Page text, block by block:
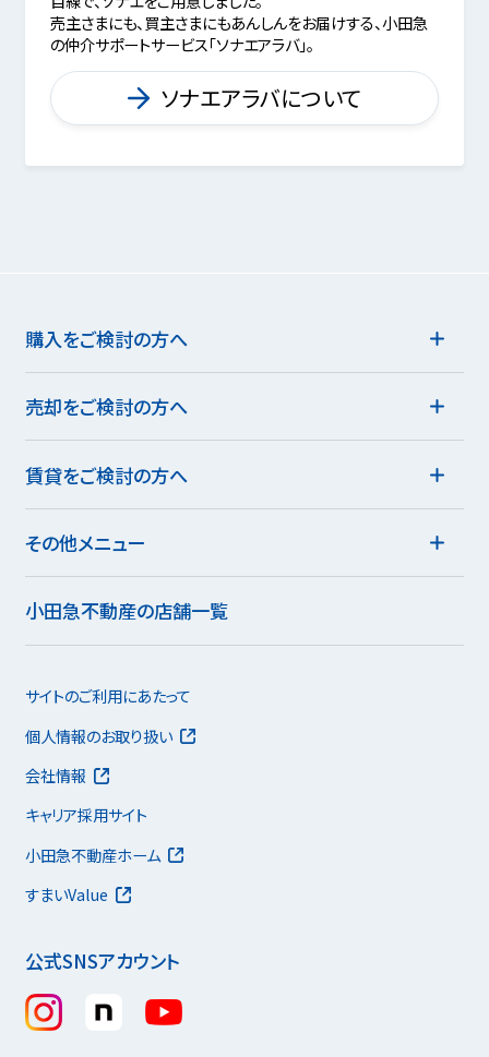
売主さまにも、買主さまにもあんしんをお届けする、小田急
の仲介サポートサービス「ソナエアラバ」。
ソナエアラバについて
購入をご検討の方へ
売却をご検討の方へ
賃貸をご検討の方へ
その他メニュー
小田急不動産の店舗一覧
公式SNSアカウント
サイトのご利用にあたって
個人情報のお取り扱い
会社情報
キャリア採用サイト
小田急不動産ホーム
すまいValue